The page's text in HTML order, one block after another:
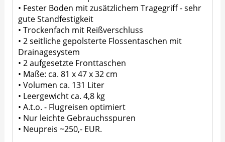
• Fester Boden mit zusätzlichem Tragegriff - sehr
gute Standfestigkeit
• Trockenfach mit Reißverschluss
• 2 seitliche gepolsterte Flossentaschen mit
Drainagesystem
• 2 aufgesetzte Fronttaschen
• Maße: ca. 81 x 47 x 32 cm
• Volumen ca. 131 Liter
• Leergewicht ca. 4,8 kg
• A.t.o. - Flugreisen optimiert
• Nur leichte Gebrauchsspuren
• Neupreis ~250,- EUR.